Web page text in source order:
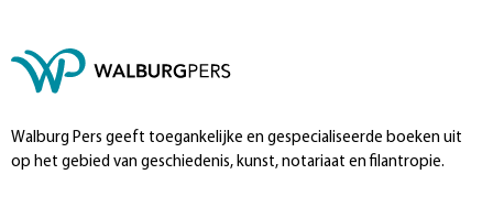
Walburg Pers geeft toegankelijke en gespecialiseerde boeken uit
op het gebied van geschiedenis, kunst, notariaat en filantropie.